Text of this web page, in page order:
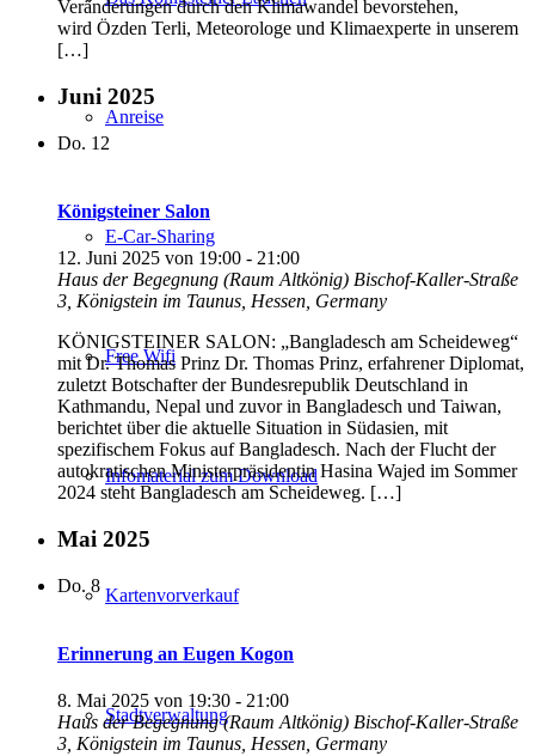
Anreise
E-Car-Sharing
Free Wifi
Infomaterial zum Download
Kartenvorverkauf
Stadtverwaltung
Veränderungen durch den Klimawandel bevorstehen,
wird Özden Terli, Meteorologe und Klimaexperte in unserem
[…]
Juni 2025
Do. 12
Königsteiner Salon
12. Juni 2025 von 19:00 - 21:00
Haus der Begegnung (Raum Altkönig) Bischof-Kaller-Straße
3, Königstein im Taunus, Hessen, Germany
KÖNIGSTEINER SALON: „Bangladesch am Scheideweg“
mit Dr. Thomas Prinz Dr. Thomas Prinz, erfahrener Diplomat,
zuletzt Botschafter der Bundesrepublik Deutschland in
Kathmandu, Nepal und zuvor in Bangladesch und Taiwan,
berichtet über die aktuelle Situation in Südasien, mit
spezifischem Fokus auf Bangladesch. Nach der Flucht der
autokratischen Ministerpräsidentin Hasina Wajed im Sommer
2024 steht Bangladesch am Scheideweg. […]
Mai 2025
Do. 8
Erinnerung an Eugen Kogon
8. Mai 2025 von 19:30 - 21:00
Haus der Begegnung (Raum Altkönig) Bischof-Kaller-Straße
3, Königstein im Taunus, Hessen, Germany